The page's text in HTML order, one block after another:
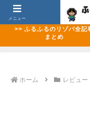
>> 【2026年8月最新】
>> ふるふるのリゾバ全記
まとめ
ホーム レビュー
メニュー